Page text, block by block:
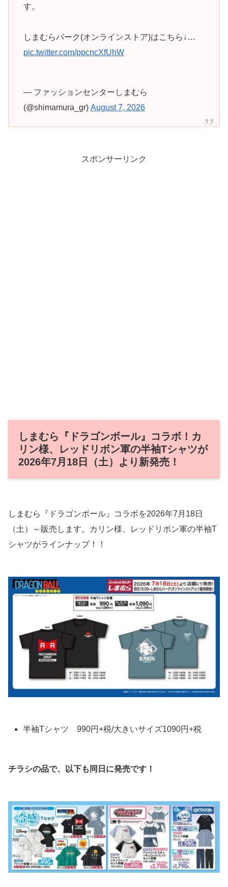
す。
しまむらパーク(オンラインストア)はこちら↓…
pic.twitter.com/ppcncXfUhW
— ファッションセンターしまむら
(@shimamura_gr) August 7, 2026
スポンサーリンク
しまむら『ドラゴンボール』コラボ！カ
リン様、レッドリボン軍の半袖Tシャツが
2026年7月18日（土）より新発売！
しまむら『ドラゴンボール』コラボを2026年7月18日
（土）～販売します。カリン様、レッドリボン軍の半袖T
シャツがラインナップ！！
半袖Tシャツ 990円+税/大きいサイズ1090円+税
チラシの品で、以下も同日に発売です！